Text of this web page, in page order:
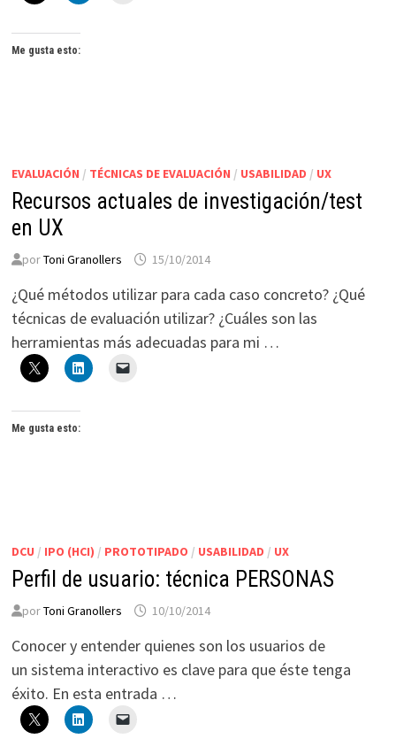
Me gusta esto:
EVALUACIÓN / TÉCNICAS DE EVALUACIÓN / USABILIDAD / UX
Recursos actuales de investigación/test
en UX
porToni Granollers 15/10/2014
¿Qué métodos utilizar para cada caso concreto? ¿Qué
técnicas de evaluación utilizar? ¿Cuáles son las
herramientas más adecuadas para mi …
Me gusta esto:
DCU / IPO (HCI) / PROTOTIPADO / USABILIDAD / UX
Perfil de usuario: técnica PERSONAS
porToni Granollers 10/10/2014
Conocer y entender quienes son los usuarios de
un sistema interactivo es clave para que éste tenga
éxito. En esta entrada …